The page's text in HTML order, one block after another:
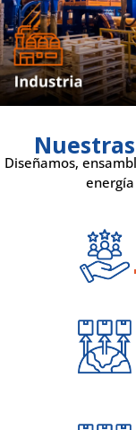
Diseñamos,